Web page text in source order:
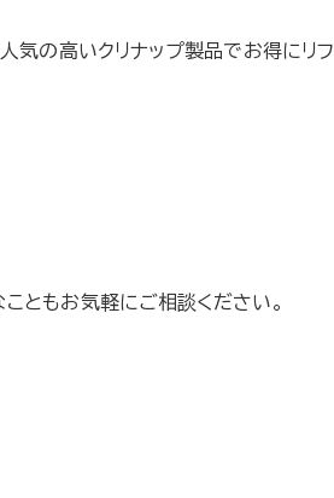
気の高いクリナップ製品でお得にリフ
ともお気軽にご相談ください。